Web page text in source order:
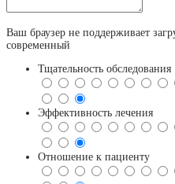
Ваш браузер не поддерживает
современный
Тщательность обследования
Эффективность лечения
Отношение к пациенту